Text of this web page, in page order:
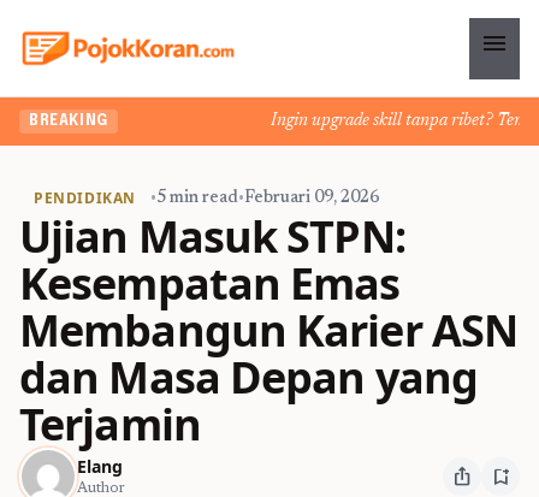
menu
BREAKING Ingin upgrade skill tanpa ribet?
PENDIDIKAN •5 min read•Februari 09, 2026
Ujian Masuk STPN:
Kesempatan Emas
Membangun Karier ASN
dan Masa Depan yang
Terjamin
Elang
Author ios_share bookmark_add